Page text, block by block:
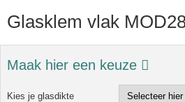
Glasklem vlak
Maak hier een keuze
Kies je glasdikte